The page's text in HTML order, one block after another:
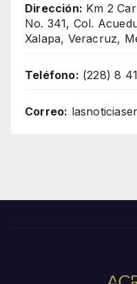
Dirección: Km 2
No. 341, Col.
Xalapa, Veracruz,
Teléfono: (228) 8
Correo: